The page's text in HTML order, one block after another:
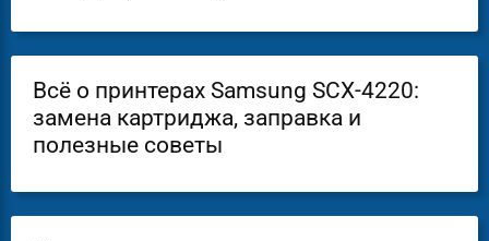
Всё о принтерах Samsung SCX-4220:
замена картриджа, заправка и
полезные советы